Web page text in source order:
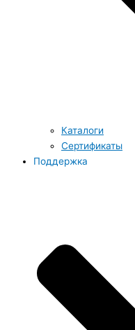
Каталоги
Сертификаты
Поддержка